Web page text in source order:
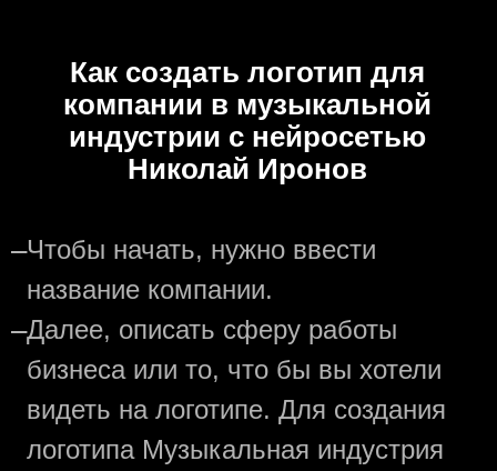
Как создать логотип для
компании в музыкальной
индустрии с нейросетью
Николай Иронов
—Чтобы начать, нужно ввести
название компании.
—Далее, описать сферу работы
бизнеса или то, что бы вы хотели
видеть на логотипе. Для создания
логотипа Музыкальная индустрия